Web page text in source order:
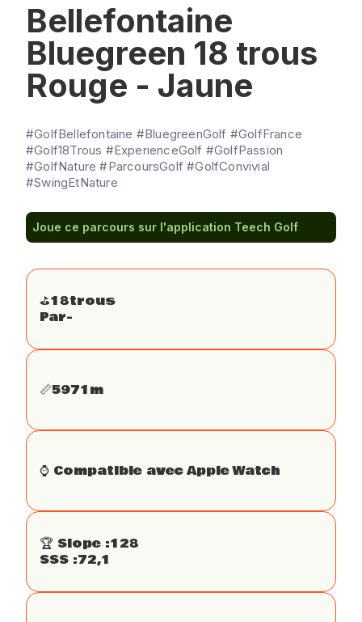
Bellefontaine
Bluegreen 18 trous
Rouge - Jaune
#GolfBellefontaine #BluegreenGolf #GolfFrance
#Golf18Trous #ExperienceGolf #GolfPassion
#GolfNature #ParcoursGolf #GolfConvivial
#SwingEtNature
Joue ce parcours sur l'application Teech Golf
⛳️18trous
Par-
📏5971m
⌚️ Compatible avec Apple Watch
🏆 Slope :128
SSS :72,1